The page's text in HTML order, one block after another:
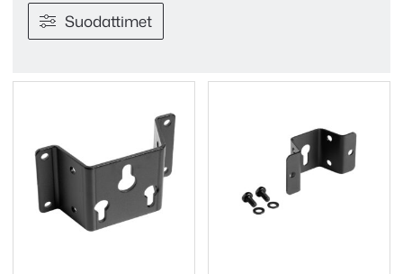
Suodattimet